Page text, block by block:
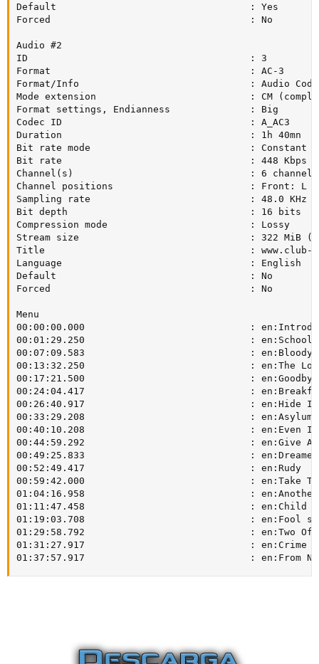
Default                                  : Yes
Forced                                   : No
Audio #2
ID                                       : 3
Format                                   : AC-3
Format/Info                              : Audio
Mode extension                           : CM
Format settings, Endianness              : Big
Codec ID                                 : A_AC3
Duration                                 : 1h 40mn
Bit rate mode                            : Constant
Bit rate                                 : 448 Kbps
Channel(s)                               : 6 channels
Channel positions                        : Front: L C
Sampling rate                            : 48.0 KHz
Bit depth                                : 16 bits
Compression mode                         : Lossy
Stream size                              : 322 MiB
Title                                    : www.club-
Language                                 : English
Default                                  : No
Forced                                   : No
Menu
00:00:00.000                             :
00:01:29.250                             : en:School
00:07:09.583                             : en:Bloody
00:13:32.250                             : en:The
00:17:21.500                             : en:Goodbye
00:24:04.417                             :
00:26:40.917                             : en:Hide In
00:33:29.208                             : en:Asylum
00:40:10.208                             : en:Even In
00:44:59.292                             : en:Give A
00:49:25.833                             : en:Dreamer
00:52:49.417                             : en:Rudy
00:59:42.000                             : en:Take The
01:04:16.958                             : en:Another
01:11:47.458                             : en:Child
01:19:03.708                             : en:Fool s
01:29:58.792                             : en:Two Of
01:31:27.917                             : en:Crime Of
01:37:57.917                             : en:From